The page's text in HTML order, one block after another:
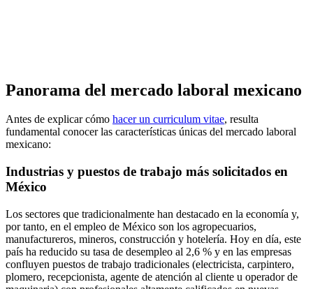
Panorama del mercado laboral mexicano
Antes de explicar cómo hacer un curriculum vitae, resulta
fundamental conocer las características únicas del mercado laboral
mexicano:
Industrias y puestos de trabajo más solicitados en
México
Los sectores que tradicionalmente han destacado en la economía y,
por tanto, en el empleo de México son los agropecuarios,
manufactureros, mineros, construcción y hotelería. Hoy en día, este
país ha reducido su tasa de desempleo al 2,6 % y en las empresas
confluyen puestos de trabajo tradicionales (electricista, carpintero,
plomero, recepcionista, agente de atención al cliente u operador de